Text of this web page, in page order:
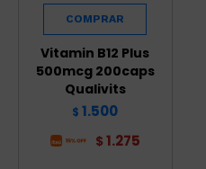
Vitamin B12 Plus
500mcg 200caps
Qualivits
$ 1.500
$ 1.275